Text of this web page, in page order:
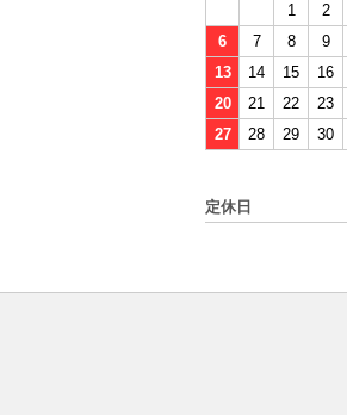
1
2
6
7 8 9
13
14 15 16
20
21 22 23
27
28 29 30
定休日